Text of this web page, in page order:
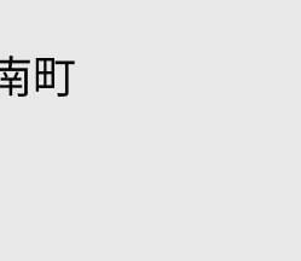
町